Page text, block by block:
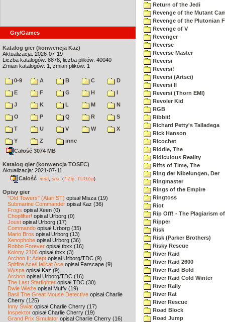
Gry/Games
Katalog gier (konwencja Kaz)
Aktualizacja: 2026-07-19
Liczba katalogów: 8878, liczba plików: 40040
Zmian katalogów: 1, zmian plików: 1
0-9 A B C
D
E
F G H
I
J
K L M
N
O
P Q R
S
T
U V W
X
Y
Z
inne
Całość 3074 MB
Katalog gier (konwencja TOSEC)
Aktualizacja: 2021-07-11
Całość md5 sha (7-Zip TUGZip)
Opisy gier
"Old Towers" (Atari ST) opisał Misza (19)
Submarine Commander opisał Kaz (36)
Frogs opisał Xeen (0)
Choplifter! opisał Urborg (0)
Joust opisał Urborg (17)
Commando opisał Urborg (35)
Mario Bros opisał Urborg (13)
Xenophobe opisał Urborg (36)
Robbo Forever opisał tbxx (16)
Kolony 2106 opisał tbxx (3)
Archon II: Adept opisał Urborg/TDC (9)
Spitfire Ace/Hellcat Ace opisał Farscape (9)
Wyspa opisał Kaz (9)
Archon opisał Urborg/TDC (16)
The Last Starfighter opisał TDC (30)
Dwie Wieże opisał Muffy (19)
Basil The Great Mouse Detective opisał Charlie
Cherry (125)
Inny Świat opisał Charlie Cherry (17)
Inspektor opisał Charlie Cherry (19)
Grand Prix Simulator opisał Charlie Cherry (16)
Return of the Jedi
Revenge of the Mutant
Revenge of the Plutonian
Revenge of V
Revenger
Reverse
Reverse Master
Reversi
Reversi!
Reversi (Artsci)
Reversi II
Reversi (Thorn EMI)
Revoler Kid
RGB
Ribbit!
Richard Petty's Talladega
Rick Hanson
Ricochet
Riddle, The
Ridiculous Reality
Rifts of Time, The
Ring der Nibelungen, Der
Ringmaster
Rings of the Empire
Ringtoss
Riot
Rip Off! - The Plagiarism of
Ripper
Risk
Risk (Parker Brothers)
Risky Rescue
River Raid
River Raid 2600
River Raid Bold
River Raid Cold Winter
River Rally
River Rat
River Rescue
Road Block
Road Jump